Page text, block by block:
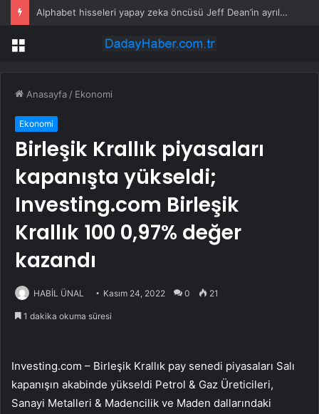
Alphabet hisseleri yapay zeka öncüsü Jeff Dean’in ayrılmasıyla %5 düştü
Menü
Anasayfa / Ekonomi
Ekonomi
Birleşik Krallık piyasaları
kapanışta yükseldi;
Investing.com Birleşik
Krallık 100 0,97% değer
kazandı
HABİL ÜNAL Kasım 24, 2022 0 21
1 dakika okuma süresi
Investing.com – Birleşik Krallık pay senedi piyasaları Salı
kapanışın akabinde yükseldi Petrol & Gaz Üreticileri,
Sanayi Metalleri & Madencilik ve Maden dallarındaki